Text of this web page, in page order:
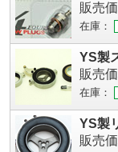
販売
在庫：
YS製
販売
在庫：
YS製
販売